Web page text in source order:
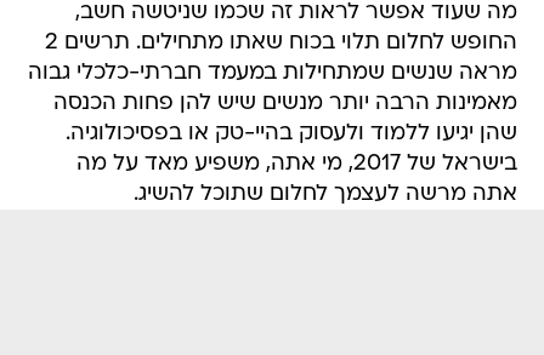
מה שעוד אפשר לראות זה שכמו שניטשה חשב,
החופש לחלום תלוי בכוח שאתו מתחילים. תרשים 2
מראה שנשים שמתחילות במעמד חברתי-כלכלי גבוה
מאמינות הרבה יותר מנשים שיש להן פחות הכנסה
שהן יגיעו ללמוד ולעסוק בהיי-טק או בפסיכולוגיה.
בישראל של 2017, מי אתה, משפיע מאד על מה
אתה מרשה לעצמך לחלום שתוכל להשיג.